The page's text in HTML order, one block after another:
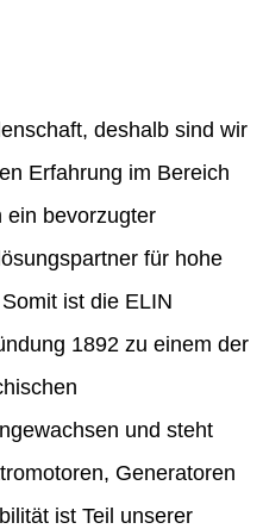
deshalb sind wir
Erfahrung im Bereich
ein bevorzugter
für hohe
ist die ELIN
1892 zu einem der
und steht
Generatoren
ist Teil unserer